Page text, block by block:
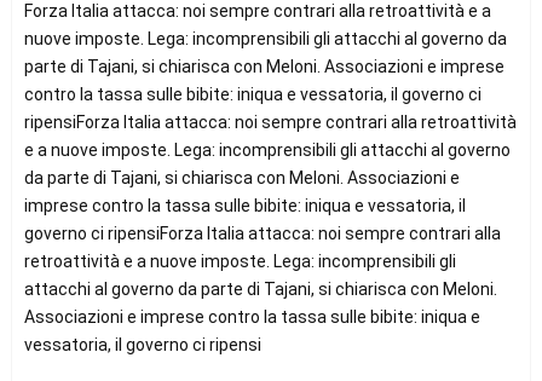
Forza Italia attacca: noi sempre contrari alla retroattività e a
nuove imposte. Lega: incomprensibili gli attacchi al governo da
parte di Tajani, si chiarisca con Meloni. Associazioni e imprese
contro la tassa sulle bibite: iniqua e vessatoria, il governo ci
ripensiForza Italia attacca: noi sempre contrari alla retroattività
e a nuove imposte. Lega: incomprensibili gli attacchi al governo
da parte di Tajani, si chiarisca con Meloni. Associazioni e
imprese contro la tassa sulle bibite: iniqua e vessatoria, il
governo ci ripensiForza Italia attacca: noi sempre contrari alla
retroattività e a nuove imposte. Lega: incomprensibili gli
attacchi al governo da parte di Tajani, si chiarisca con Meloni.
Associazioni e imprese contro la tassa sulle bibite: iniqua e
vessatoria, il governo ci ripensi